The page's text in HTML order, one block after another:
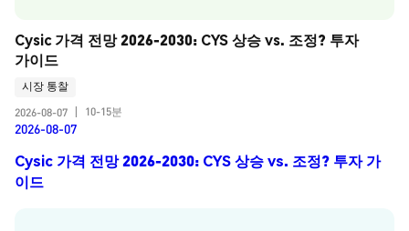
Cysic 가격 전망 2026-2030: CYS 상승 vs. 조정? 투자
가이드
시장 통찰
2026-08-07
10-15분
2026-08-07
Cysic 가격 전망 2026-2030: CYS 상승 vs. 조정? 투자 가
이드